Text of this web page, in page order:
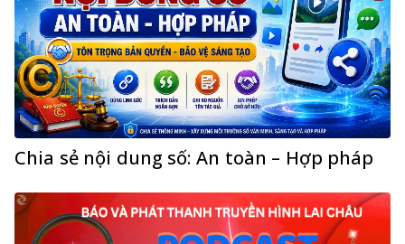
Chia sẻ nội dung số: An toàn – Hợp pháp